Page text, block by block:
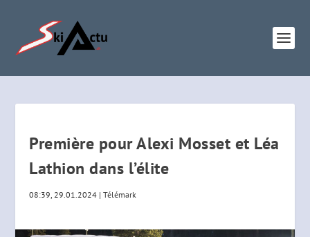
Première pour Alexi Mosset et Léa
Lathion dans l’élite
08:39, 29.01.2024 |Télémark